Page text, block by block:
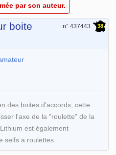
par son auteur.
boite
n° 437443 38
des boites d'accords, cette
l'axe de la "roulette" de la
est également
selfs a roulettes